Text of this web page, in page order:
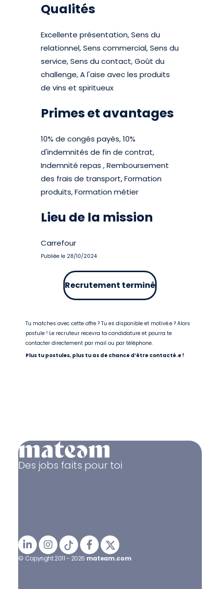
Qualités
Excellente présentation, Sens du
relationnel, Sens commercial, Sens du
service, Sens du contact, Goût du
challenge, A l'aise avec les produits
de vins et spiritueux
Primes et avantages
10% de congés payés, 10%
d'indemnités de fin de contrat,
Indemnité repas , Remboursement
des frais de transport, Formation
produits, Formation métier
Lieu de la mission
Carrefour
Publiée le 28/10/2024
Recrutement terminé
Tu matches avec cette offre ? Tu es disponible et motivé.e ? Alors
postule ! Le recruteur recevra ta candidature et pourra te
contacter directement par mail ou par téléphone.
Plus tu postules, plus tu as de chance d’être contacté.e !
Des jobs faits pour toi
© Copyright 2011 - 2026 mateam.com